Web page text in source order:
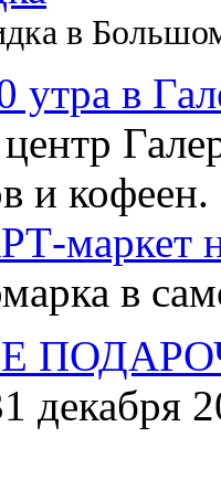
в
утра в
и кофеен.
маркет
в
декабря